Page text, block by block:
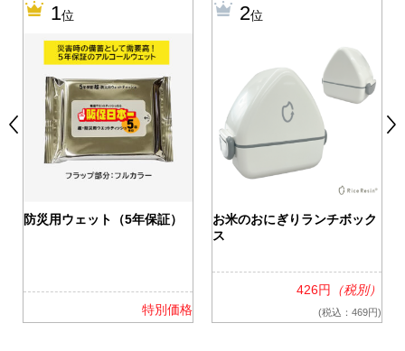
1位
防災用ウェット（5年保証）
特別価格
2位
お米のおにぎりランチボック
ス
426円 （税別）
(税込：469円)